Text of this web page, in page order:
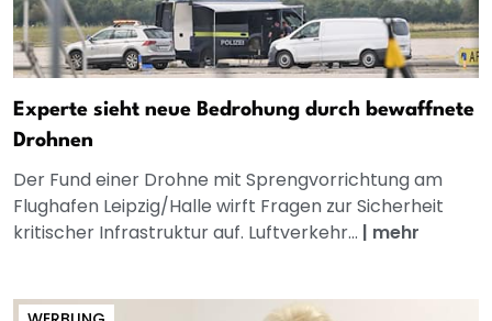
Experte sieht neue Bedrohung durch bewaffnete
Drohnen
Der Fund einer Drohne mit Sprengvorrichtung am
Flughafen Leipzig/Halle wirft Fragen zur Sicherheit
kritischer Infrastruktur auf. Luftverkehr... | mehr